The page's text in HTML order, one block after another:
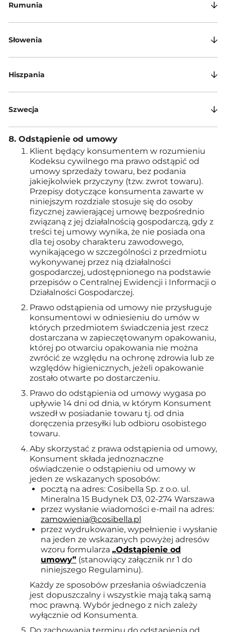
Rumunia
Słowenia
Hiszpania
Szwecja
Odstąpienie od umowy
Klient będący konsumentem w rozumieniu
Kodeksu cywilnego ma prawo odstąpić od
umowy sprzedaży towaru, bez podania
jakiejkolwiek przyczyny (tzw. zwrot towaru).
Przepisy dotyczące konsumenta zawarte w
niniejszym rozdziale stosuje się do osoby
fizycznej zawierającej umowę bezpośrednio
związaną z jej działalnością gospodarczą, gdy z
treści tej umowy wynika, że nie posiada ona
dla tej osoby charakteru zawodowego,
wynikającego w szczególności z przedmiotu
wykonywanej przez nią działalności
gospodarczej, udostępnionego na podstawie
przepisów o Centralnej Ewidencji i Informacji o
Działalności Gospodarczej.
Prawo odstąpienia od umowy nie przysługuje
konsumentowi w odniesieniu do umów w
których przedmiotem świadczenia jest rzecz
dostarczana w zapieczętowanym opakowaniu,
której po otwarciu opakowania nie można
zwrócić ze względu na ochronę zdrowia lub ze
względów higienicznych, jeżeli opakowanie
zostało otwarte po dostarczeniu.
Prawo do odstąpienia od umowy wygasa po
upływie 14 dni od dnia, w którym Konsument
wszedł w posiadanie towaru tj. od dnia
doręczenia przesyłki lub odbioru osobistego
towaru.
Aby skorzystać z prawa odstąpienia od umowy,
Konsument składa jednoznaczne
oświadczenie o odstąpieniu od umowy w
jeden ze wskazanych sposobów:
pocztą na adres: Cosibella Sp. z o.o. ul.
Mineralna 15 Budynek D3, 02-274 Warszawa
przez wysłanie wiadomości e-mail na adres:
zamowienia@cosibella.pl
przez wydrukowanie, wypełnienie i wysłanie
na jeden ze wskazanych powyżej adresów
wzoru formularza „Odstąpienie od
umowy” (stanowiący załącznik nr 1 do
niniejszego Regulaminu).
Każdy ze sposobów przesłania oświadczenia
jest dopuszczalny i wszystkie mają taką samą
moc prawną. Wybór jednego z nich zależy
wyłącznie od Konsumenta.